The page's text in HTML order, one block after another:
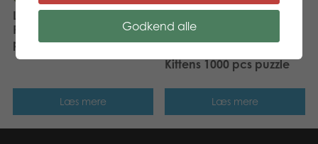
Larsen Mini Squirrel,
Rabbit, Hedgehog, Fox 5
pcs Puzzle
Læs mere
Kittens 1000 pcs puzzle
Læs mere
Godkend alle